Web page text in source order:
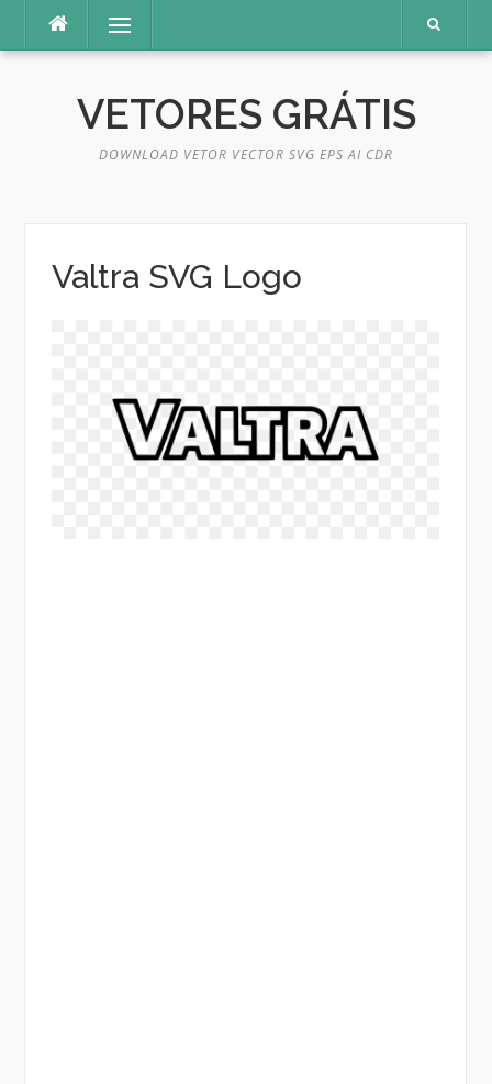
o
Menu
VETORES GRÁTIS
DOWNLOAD VETOR VECTOR SVG EPS AI CDR
Valtra SVG Logo